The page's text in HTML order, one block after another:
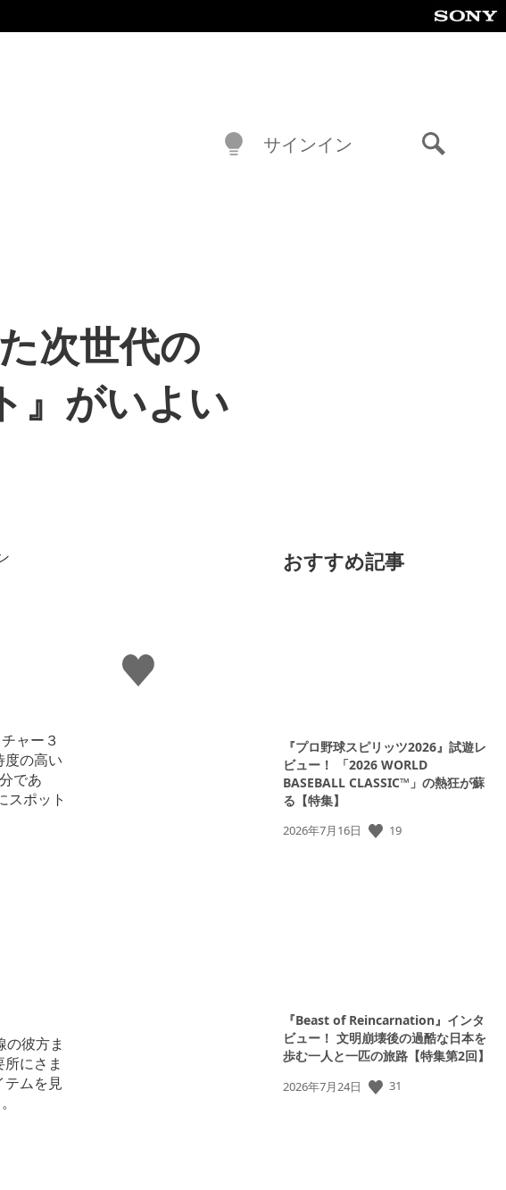
サインイン
次世代の
』がいよい
い
い
ャー３
度の高い
であ
スポット
彼方ま
にさま
テムを見
おすすめ記事
『プロ野球スピリッツ2026』試遊レ
ビュー！ 「2026 WORLD
BASEBALL CLASSIC™」の熱狂が蘇
る【特集】
公
2026年7月16日 19
『Beast of Reincarnation』インタ
ビュー！ 文明崩壊後の過酷な日本を
歩む一人と一匹の旅路【特集第2回】
公
2026年7月24日 31